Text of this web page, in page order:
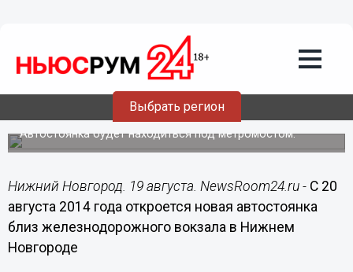
Выбрать регион
Новая автостоянка откроется около
железнодорожного вокзала в Нижнем
Автостоянка будет находиться под метромостом.
Нижний Новгород. 19 августа. NewsRoom24.ru - C 20
августа 2014 года откроется новая автостоянка
близ железнодорожного вокзала в Нижнем
Новгороде